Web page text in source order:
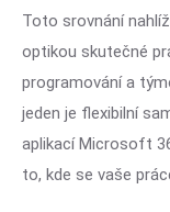
Toto srovnání
optikou skutečné
programování a
jeden je flexibilní
aplikací Microsoft
to, kde se vaše